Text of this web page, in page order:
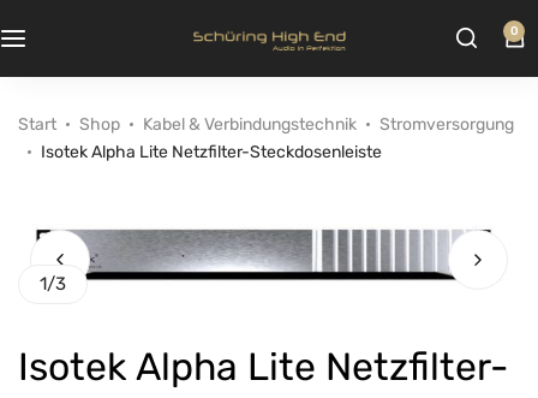
0
Start Shop Kabel & Verbindungstechnik
Stromversorgung
Isotek Alpha Lite Netzfilter-Steckdosenleiste
1/3
Isotek Alpha Lite Netzfilter-